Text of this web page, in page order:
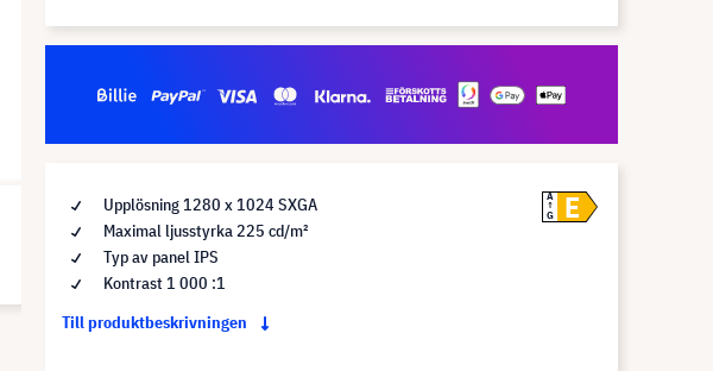
Upplösning 1280 x 1024 SXGA
Maximal ljusstyrka 225 cd/m²
Typ av panel IPS
Kontrast 1 000 :1
Till produktbeskrivningen
A
G
E